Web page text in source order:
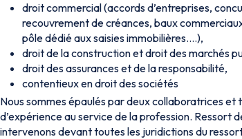
droit commercial (accords d’entreprises,
recouvrement de créances, baux
pôle dédié aux saisies immobilières….),
droit de la construction et droit des marchés
droit des assurances et de la responsabilité,
contentieux en droit des sociétés
Nous sommes épaulés par deux collaboratrices et
d’expérience au service de la profession. Ressort
intervenons devant toutes les juridictions du